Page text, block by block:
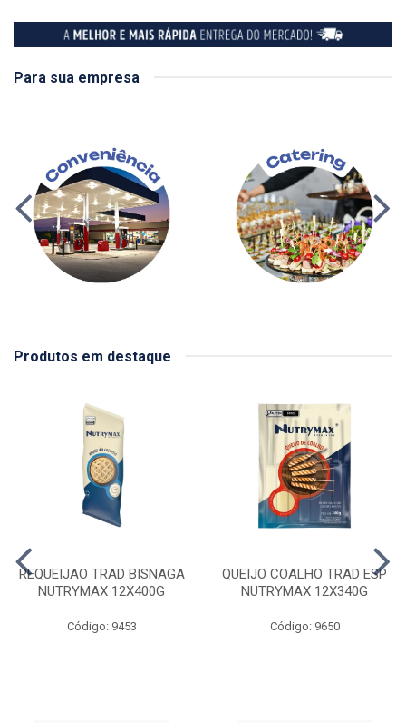
Para sua empresa
Produtos em destaque
REQUEIJAO TRAD BISNAGA
NUTRYMAX 12X400G
Código: 9453
QUEIJO COALHO TRAD ESP
NUTRYMAX 12X340G
Código: 9650